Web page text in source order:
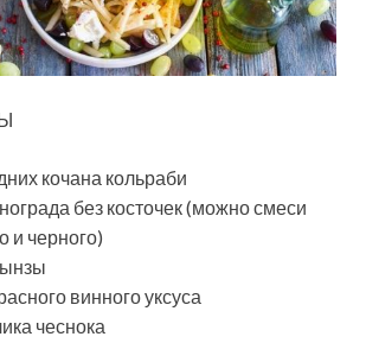
кочана кольраби
без косточек (можно смеси
и черного)
винного уксуса
чеснока